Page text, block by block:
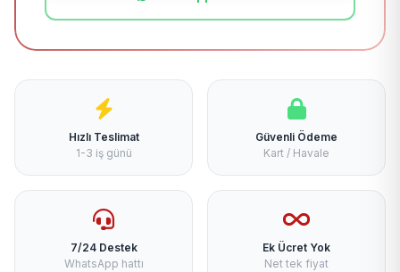
Hızlı Teslimat
1-3 iş günü
Güvenli Ödeme
Kart / Havale
7/24 Destek
WhatsApp hattı
Ek Ücret Yok
Net tek fiyat